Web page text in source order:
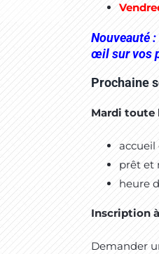
Nouveauté
œil sur vos
Prochaine
Mardi toute
accueil
prêt et
heure
Inscription
Demander